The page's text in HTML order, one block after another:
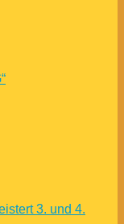
3. und 4.